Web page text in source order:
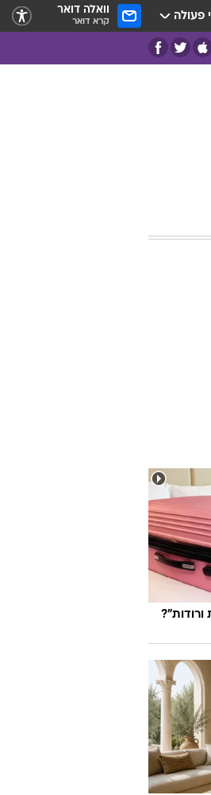
פעולה וואלה דואר
קרא דואר